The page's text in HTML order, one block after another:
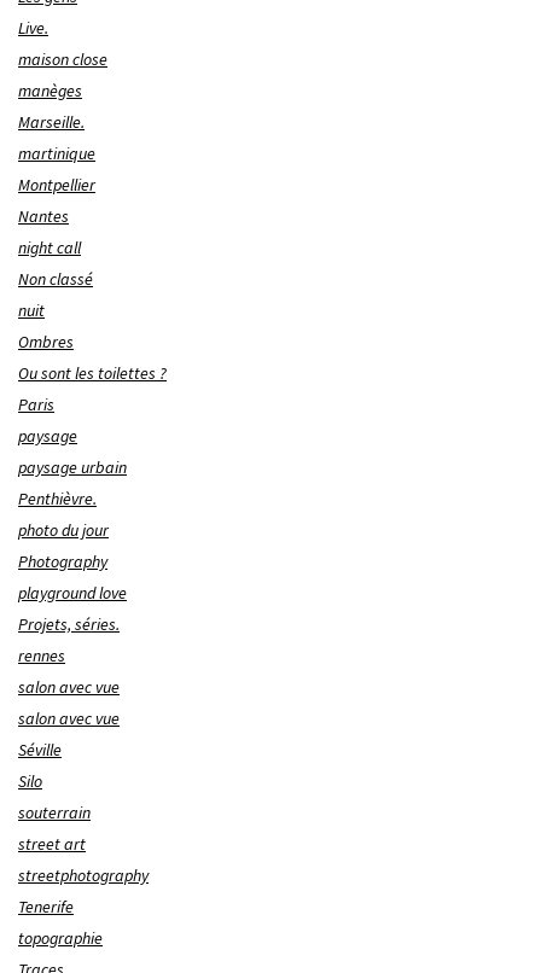
Live.
maison close
manèges
Marseille.
martinique
Montpellier
Nantes
night call
Non classé
nuit
Ombres
Ou sont les toilettes ?
Paris
paysage
paysage urbain
Penthièvre.
photo du jour
Photography
playground love
Projets, séries.
rennes
salon avec vue
salon avec vue
Séville
Silo
souterrain
street art
streetphotography
Tenerife
topographie